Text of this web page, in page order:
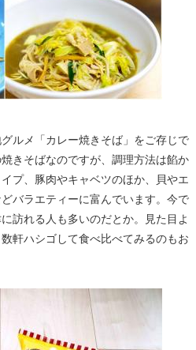
ルメ「カレー焼きそば」をご存じで
きそばなのですが、調理方法は餡か
プ、豚肉やキャベツのほか、貝やエ
バラエティーに富んでいます。今で
訪れる人も多いのだとか。見た目よ
軒ハシゴして食べ比べてみるのもお